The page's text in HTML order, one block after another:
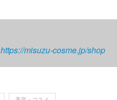
https://misuzu-cosme.jp/shop